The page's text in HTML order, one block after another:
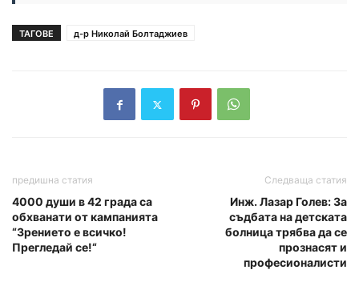
ТАГОВЕ д-р Николай Болтаджиев
предишна статия
4000 души в 42 града са
обхванати от кампанията
“Зрението е всичко!
Прегледай се!“
Следваща статия
Инж. Лазар Голев: За
съдбата на детската
болница трябва да се
прознасят и
професионалисти